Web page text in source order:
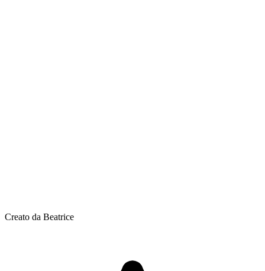
Creato da Beatrice